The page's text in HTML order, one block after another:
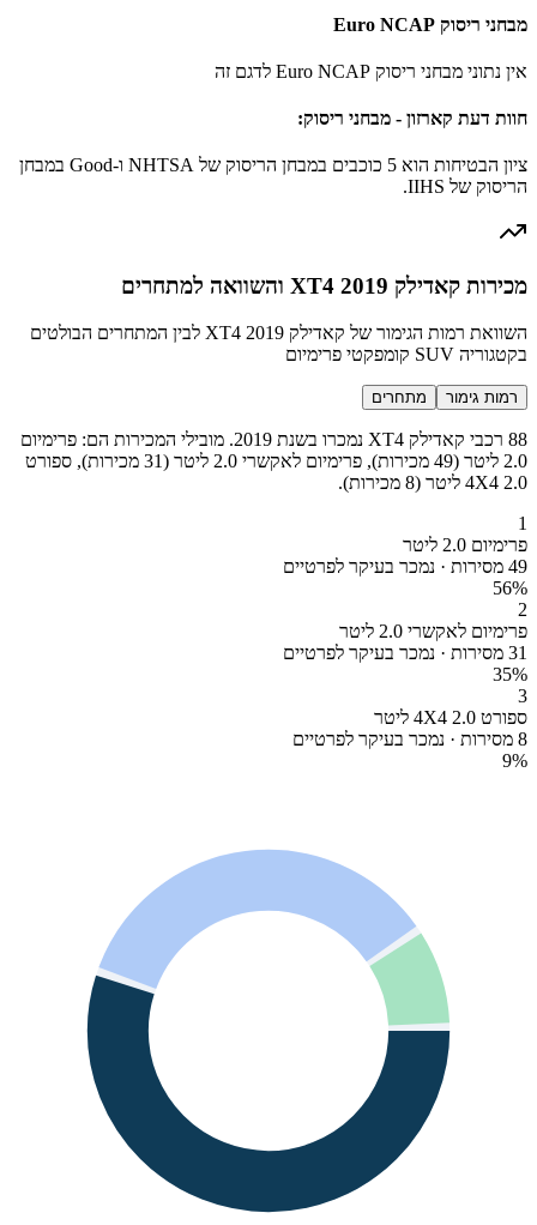
מבחני ריסוק Euro NCAP
אין נתוני מבחני ריסוק Euro NCAP לדגם זה
חוות דעת קארזון - מבחני ריסוק:
ציון הבטיחות הוא 5 כוכבים במבחן הריסוק של NHTSA ו-Good במבחן
הריסוק של IIHS.
מכירות קאדילק XT4 2019 והשוואה למתחרים
השוואת רמות הגימור של קאדילק XT4 2019 לבין המתחרים הבולטים
בקטגוריה SUV קומפקטי פרימיום
רמות גימור מתחרים
88 רכבי קאדילק XT4 נמכרו בשנת 2019. מובילי המכירות הם: פרימיום
2.0 ליטר (49 מכירות), פרימיום לאקשרי 2.0 ליטר (31 מכירות), ספורט
4X4 2.0 ליטר (8 מכירות).
1
פרימיום 2.0 ליטר
49 מסירות · נמכר בעיקר לפרטיים
56%
2
פרימיום לאקשרי 2.0 ליטר
31 מסירות · נמכר בעיקר לפרטיים
35%
3
ספורט 4X4 2.0 ליטר
8 מסירות · נמכר בעיקר לפרטיים
9%